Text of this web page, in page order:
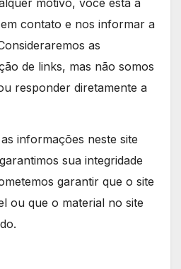
motivo, você está à
contato e nos informar a
as
de links, mas não somos
responder diretamente a
informações neste site
sua integridade
garantir que o site
ou que o material no site